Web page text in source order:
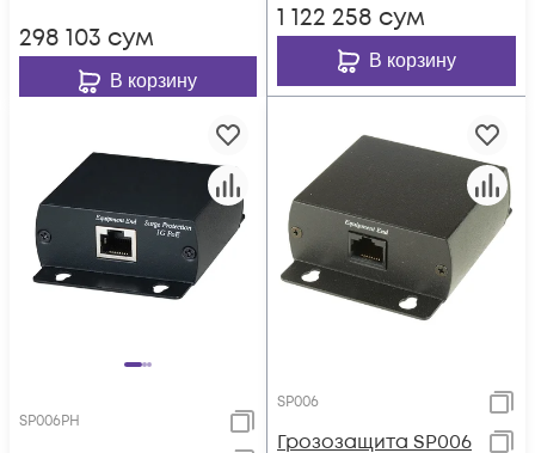
298 103 сум
В корзину
1 122 258 сум
В корзину
SP006PH
SP006
Грозозащита SP006